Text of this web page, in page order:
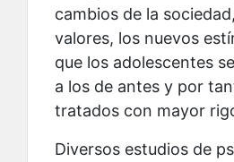
cambios de la
valores, los nuevos
que los adolescentes
a los de antes y por
tratados con mayor
Diversos estudios de